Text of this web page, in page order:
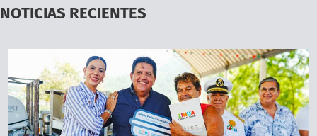
NOTICIAS RECIENTES